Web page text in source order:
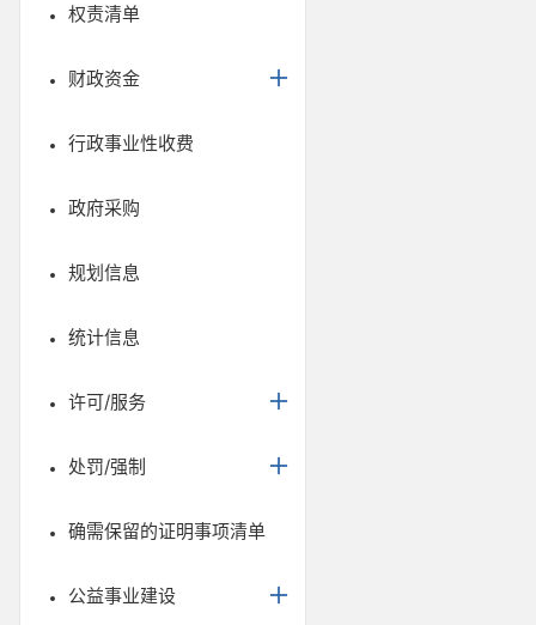
权责清单
财政资金
行政事业性收费
政府采购
规划信息
统计信息
许可/服务
处罚/强制
确需保留的证明事项清单
公益事业建设